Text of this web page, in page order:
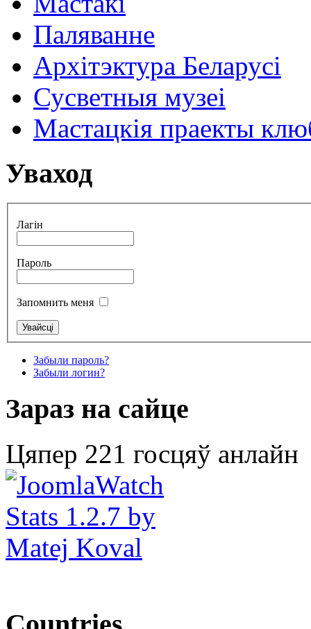
Паляванне
Архітэктура Беларусі
Сусветныя музеі
Мастацкія праекты
Уваход
Лагін
Пароль
Запомнить меня
Забыли пароль?
Забыли логин?
Зараз на сайце
Цяпер 221 госцяў анлайн